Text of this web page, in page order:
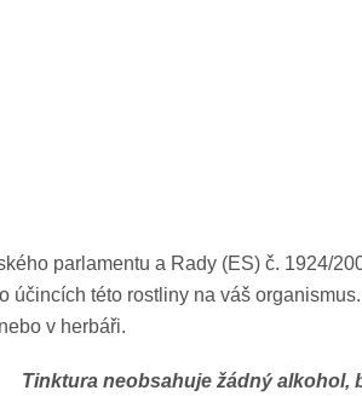
parlamentu a Rady (ES) č. 1924/
účincích této rostliny na váš
v herbáři.
Tinktura neobsahuje žádný alkohol,